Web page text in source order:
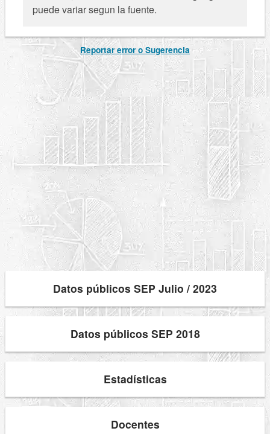
puede variar segun la fuente.
Reportar error o Sugerencia
Datos públicos SEP Julio / 2023
Datos públicos SEP 2018
Estadísticas
Docentes